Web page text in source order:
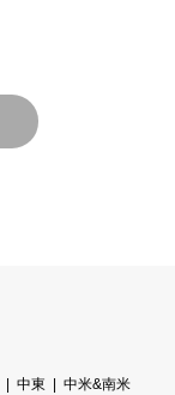
中東
中米&南米